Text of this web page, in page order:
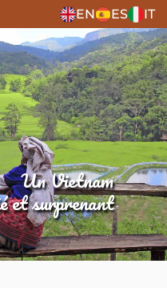
EN ES IT
Un Vietnam
et surprenant